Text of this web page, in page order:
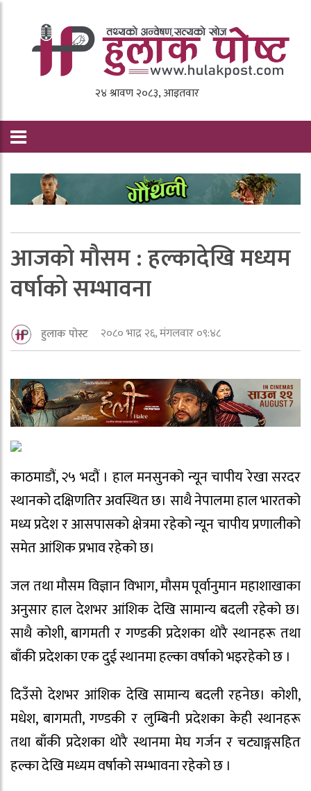
आजको मौसम : हल्कादेखि मध्यम
वर्षाको सम्भावना
हुलाक पोस्ट २०८० भाद्र २६, मंगलवार ०९:४८
काठमाडौं, २५ भदौं । हाल मनसुनको न्यून चापीय रेखा सरदर
स्थानको दक्षिणतिर अवस्थित छ। साथै नेपालमा हाल भारतको
मध्य प्रदेश र आसपासको क्षेत्रमा रहेको न्यून चापीय प्रणालीको
समेत आंशिक प्रभाव रहेको छ।
जल तथा मौसम विज्ञान विभाग, मौसम पूर्वानुमान महाशाखाका
अनुसार हाल देशभर आंशिक देखि सामान्य बदली रहेको छ।
साथै कोशी, बागमती र गण्डकी प्रदेशका थोरै स्थानहरू तथा
बाँकी प्रदेशका एक दुई स्थानमा हल्का वर्षाको भइरहेको छ ।
दिउँसो देशभर आंशिक देखि सामान्य बदली रहनेछ। कोशी,
मधेश, बागमती, गण्डकी र लुम्बिनी प्रदेशका केही स्थानहरू
तथा बाँकी प्रदेशका थोरै स्थानमा मेघ गर्जन र चट्याङ्गसहित
हल्का देखि मध्यम वर्षाको सम्भावना रहेको छ ।